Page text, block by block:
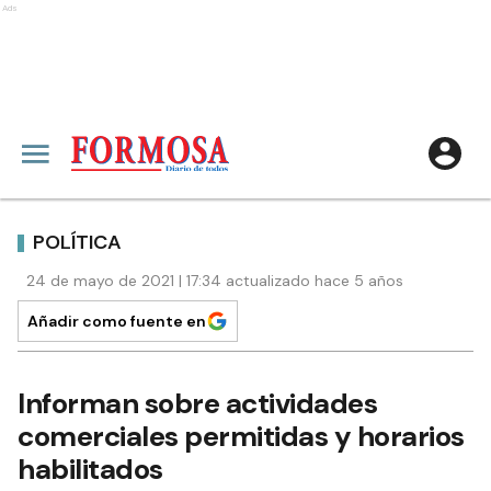
Ads
POLÍTICA
24 de mayo de 2021 | 17:34 actualizado hace 5 años
Añadir como fuente en
Informan sobre actividades
comerciales permitidas y horarios
habilitados